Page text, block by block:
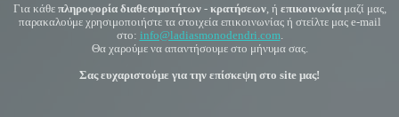
Για κάθε πληροφορία διαθεσιμοτήτων- κρατήσεων, ή επικοινωνίαμαζί μας,
παρακαλούμε χρησιμοποιήστε τα στοιχεία επικοινωνίας ή στείλτε μας e-mail
στο: info@ladiasmonodendri.com
Θα χαρούμε να απαντήσουμε στο μήνυμα σας.
Σας ευχαριστούμε για την επίσκεψη στο site μας!